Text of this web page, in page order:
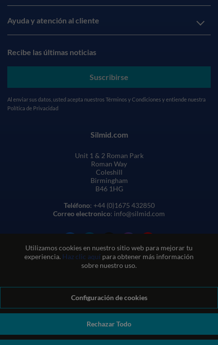
Utilizamos cookies en nuestro sitio web para mejorar tu
experiencia. Haz clic aquí para obtener más información
sobre nuestro uso.
Configuración de cookies
Rechazar Todo
Ayuda y atención al cliente
Recibe las últimas noticias
Suscribirse
Al enviar sus datos, usted acepta nuestros Términos y Condiciones y entiende nuestra
Política de Privacidad
Silmid.com
Unit 1 & 2 Roman Park
Roman Way
Coleshill
Birmingham
B46 1HG
Teléfono: +44 (0)1675 432850
Correo electronico: info@silmid.com
Condiciones generales de venta
Condiciones de uso del sitio web
Política de privacidad y cookies
Política de calidad
Política medioambiental
Política REACH
Declaración sobre la esclavitud moderna